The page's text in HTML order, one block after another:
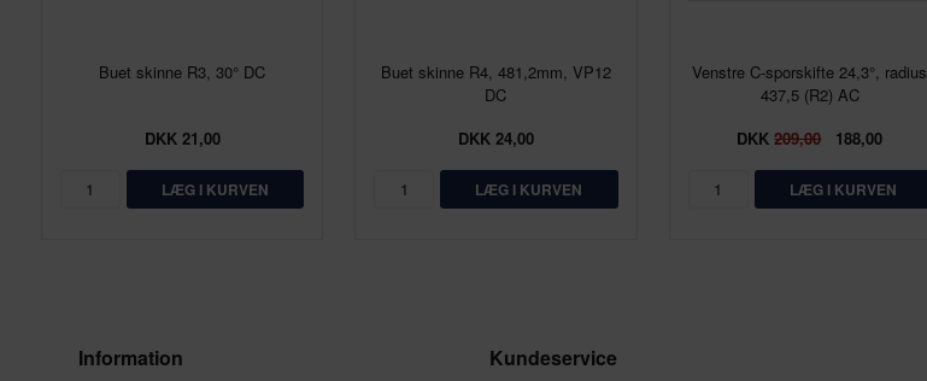
Buet skinne R3, 30° DC
DKK 21,00
Buet skinne R4, 481,2mm, VP12
DC
DKK 24,00
Venstre C-sporskifte 24,3°, radius
437,5 (R2) AC
DKK209,00 188,00
Information Kundeservice